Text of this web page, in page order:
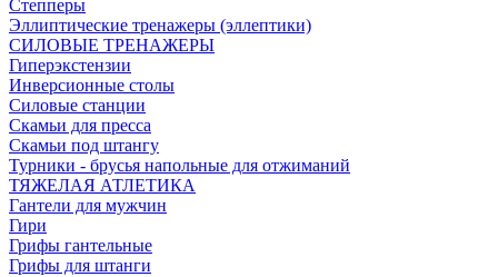
Степперы
Эллиптические тренажеры (эллептики)
СИЛОВЫЕ ТРЕНАЖЕРЫ
Гиперэкстензии
Инверсионные столы
Силовые станции
Скамьи для пресса
Скамьи под штангу
Турники - брусья напольные для отжиманий
ТЯЖЕЛАЯ АТЛЕТИКА
Гантели для мужчин
Гири
Грифы гантельные
Грифы для штанги